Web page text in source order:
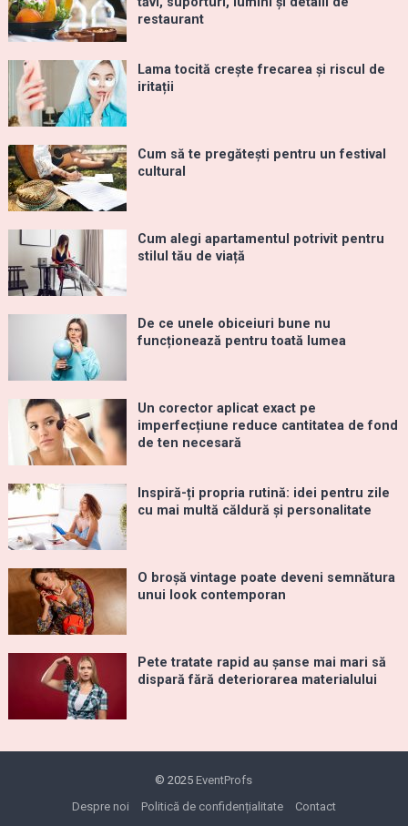
restaurant
Lama tocită crește frecarea și riscul de
iritații
Cum să te pregătești pentru un festival
cultural
Cum alegi apartamentul potrivit pentru
stilul tău de viață
De ce unele obiceiuri bune nu
funcționează pentru toată lumea
Un corector aplicat exact pe
imperfecțiune reduce cantitatea de fond
de ten necesară
Inspiră-ți propria rutină: idei pentru zile
cu mai multă căldură și personalitate
O broșă vintage poate deveni semnătura
unui look contemporan
Pete tratate rapid au șanse mai mari să
dispară fără deteriorarea materialului
© 2025 EventProfs
Despre noi
Politică de confidențialitate Contact